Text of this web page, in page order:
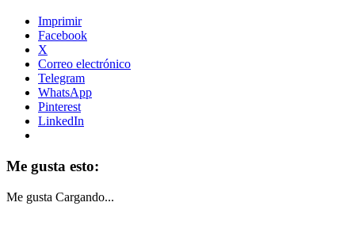
Imprimir
Facebook
X
Correo electrónico
Telegram
WhatsApp
Pinterest
LinkedIn
Me gusta esto:
Me gusta Cargando...